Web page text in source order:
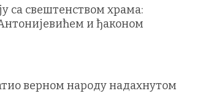
са свештенством храма:
и ђаконом
верном народу надахнутом